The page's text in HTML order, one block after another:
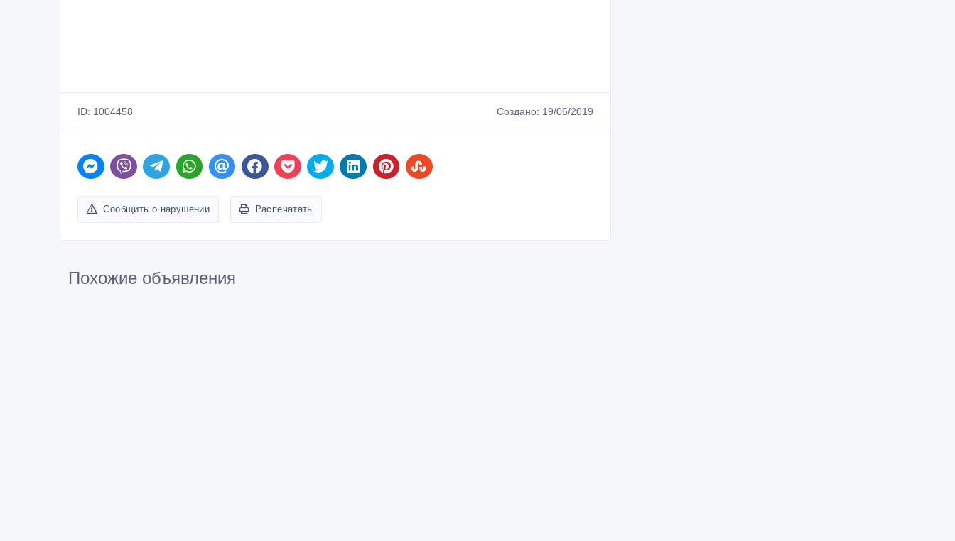
ID: 1004458 Создано: 19/06/2019
Сообщить о нарушении Распечатать
Похожие объявления